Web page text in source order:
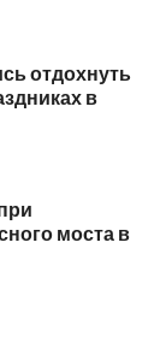
отдохнуть
в
моста в